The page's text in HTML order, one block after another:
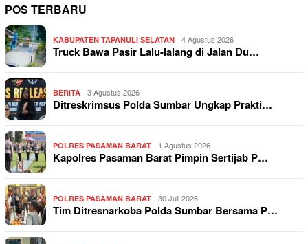
POS TERBARU
KABUPATEN TAPANULI SELATAN 4 Agustus 2026
Truck Bawa Pasir Lalu-lalang di Jalan Du…
BERITA 3 Agustus 2026
Ditreskrimsus Polda Sumbar Ungkap Prakti…
POLRES PASAMAN BARAT 1 Agustus 2026
Kapolres Pasaman Barat Pimpin Sertijab P…
POLRES PASAMAN BARAT 30 Juli 2026
Tim Ditresnarkoba Polda Sumbar Bersama P…